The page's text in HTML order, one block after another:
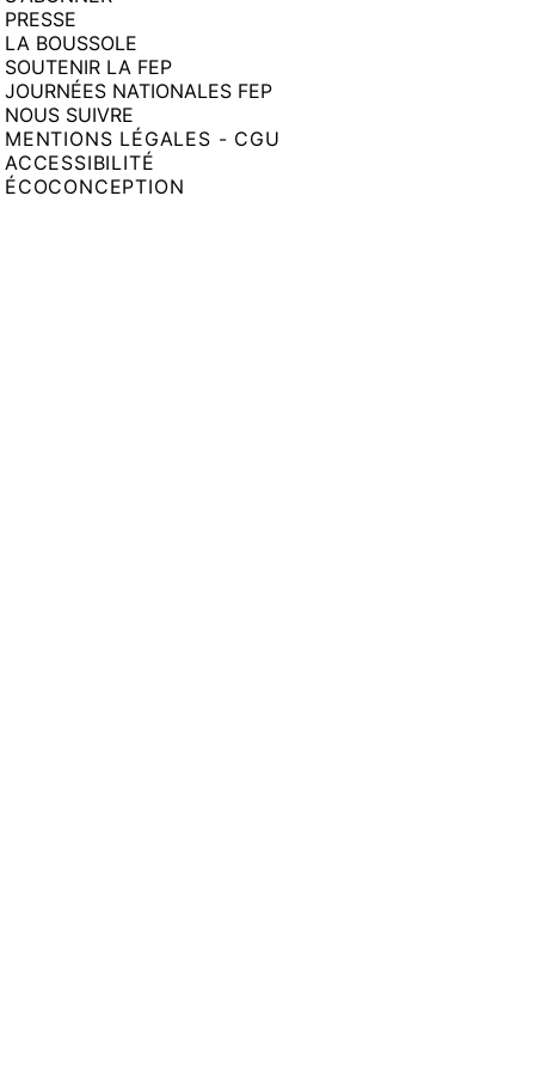
PRESSE
LA BOUSSOLE
SOUTENIR LA FEP
JOURNÉES NATIONALES FEP
NOUS SUIVRE
MENTIONS LÉGALES - CGU
ACCESSIBILITÉ
ÉCOCONCEPTION